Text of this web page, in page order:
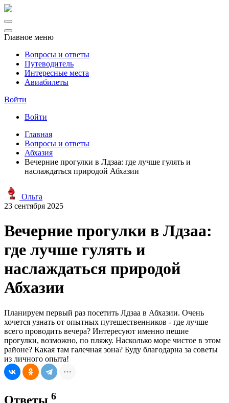
Главное меню
Вопросы и ответы
Путеводитель
Интересные места
Авиабилеты
Войти
Войти
Главная
Вопросы и ответы
Абхазия
Вечерние прогулки в Лдзаа: где лучше гулять и
наслаждаться природой Абхазии
Ольга
23 сентября 2025
Вечерние прогулки в Лдзаа:
где лучше гулять и
наслаждаться природой
Абхазии
Планируем первый раз посетить Лдзаа в Абхазии. Очень
хочется узнать от опытных путешественников - где лучше
всего проводить вечера? Интересуют именно пешие
прогулки, возможно, по пляжу. Насколько море чистое в этом
районе? Какая там галечная зона? Буду благодарна за советы
из личного опыта!
Ответы 6